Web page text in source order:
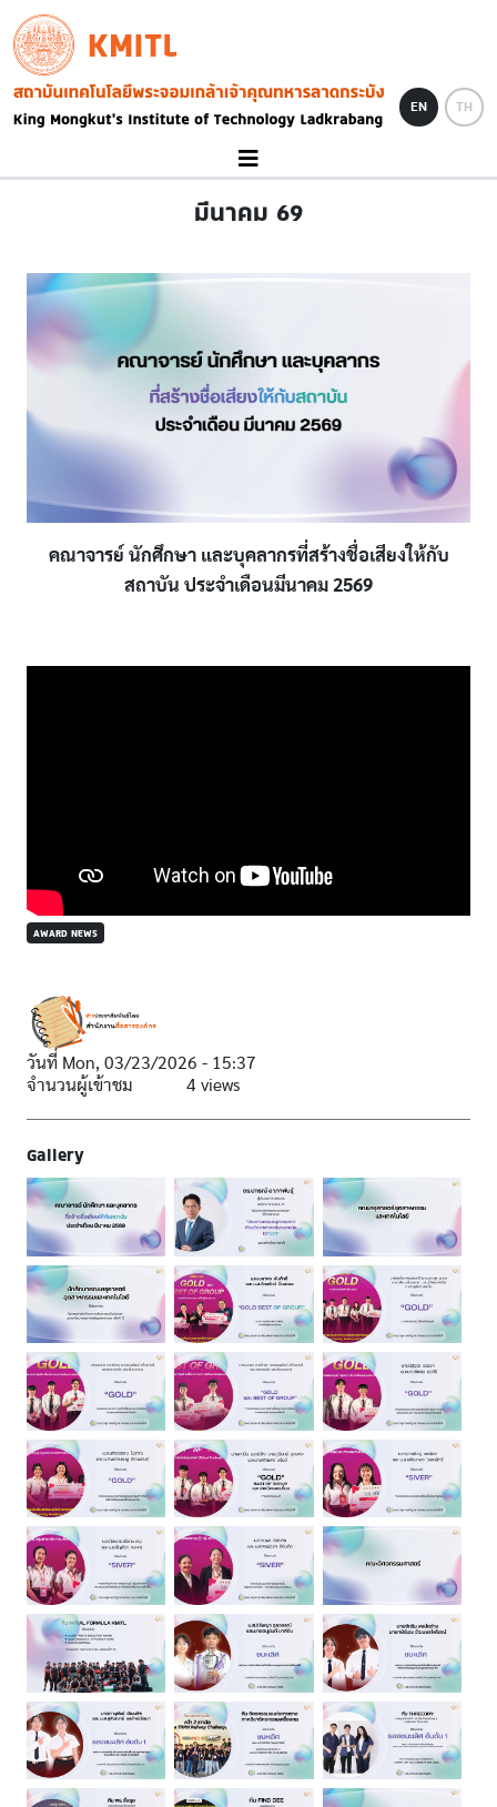
Skip to main content
KMITL
Image
EN TH
มีนาคม 69
คณาจารย์ นักศึกษา และบุคลากรที่สร้างชื่อเสียงให้กับ
สถาบัน ประจำเดือนมีนาคม 2569
AWARD NEWS
วันที่ Mon, 03/23/2026 - 15:37
จำนวนผู้เข้าชม
4 views
Gallery